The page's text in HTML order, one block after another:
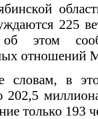
225
этом
отношений
словам, в
202,5
только 193